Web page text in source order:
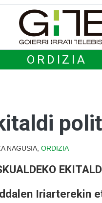
ORDIZIA
NAGUSIA, ORDIZIA
Iriarterekin